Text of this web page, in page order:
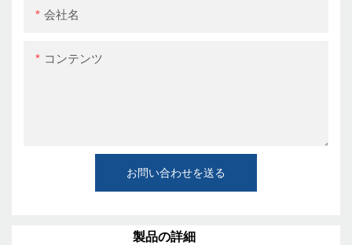
会社名
コンテンツ
お問い合わせを送る
製品の詳細